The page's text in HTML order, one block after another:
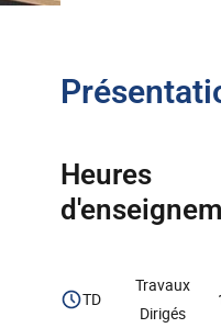
Heures
TD
Travaux
Dirigés